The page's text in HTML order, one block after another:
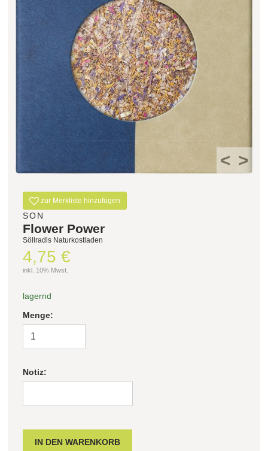
< >
zur Merkliste hinzufügen
SON
Flower Power
Söllradls Naturkostladen
4,75 €
inkl. 10% Mwst.
lagernd
Menge:
Notiz: